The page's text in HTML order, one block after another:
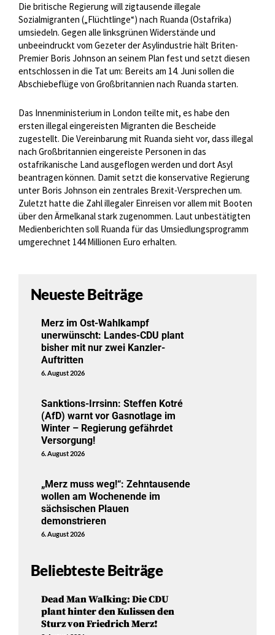
Die britische Regierung will zigtausende illegale
Sozialmigranten („Flüchtlinge“) nach Ruanda (Ostafrika)
umsiedeln. Gegen alle linksgrünen Widerstände und
unbeeindruckt vom Gezeter der Asylindustrie hält Briten-
Premier Boris Johnson an seinem Plan fest und setzt diesen
entschlossen in die Tat um: Bereits am 14. Juni sollen die
Abschiebeflüge von Großbritannien nach Ruanda starten.
Das Innenministerium in London teilte mit, es habe den
ersten illegal eingereisten Migranten die Bescheide
zugestellt. Die Vereinbarung mit Ruanda sieht vor, dass illegal
nach Großbritannien eingereiste Personen in das
ostafrikanische Land ausgeflogen werden und dort Asyl
beantragen können. Damit setzt die konservative Regierung
unter Boris Johnson ein zentrales Brexit-Versprechen um.
Zuletzt hatte die Zahl illegaler Einreisen vor allem mit Booten
über den Ärmelkanal stark zugenommen. Laut unbestätigten
Medienberichten soll Ruanda für das Umsiedlungsprogramm
umgerechnet 144 Millionen Euro erhalten.
Neueste Beiträge
Merz im Ost-Wahlkampf
unerwünscht: Landes-CDU plant
bisher mit nur zwei Kanzler-
Auftritten
6. August 2026
Sanktions-Irrsinn: Steffen Kotré
(AfD) warnt vor Gasnotlage im
Winter – Regierung gefährdet
Versorgung!
6. August 2026
„Merz muss weg!“: Zehntausende
wollen am Wochenende im
sächsischen Plauen
demonstrieren
6. August 2026
Beliebteste Beiträge
Dead Man Walking: Die CDU
plant hinter den Kulissen den
Sturz von Friedrich Merz!